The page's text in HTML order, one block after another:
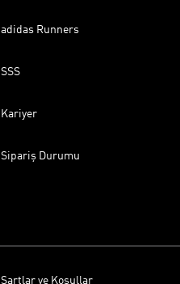
adidas Runners
SSS
Kariyer
Sipariş Durumu
Şartlar ve Koşullar